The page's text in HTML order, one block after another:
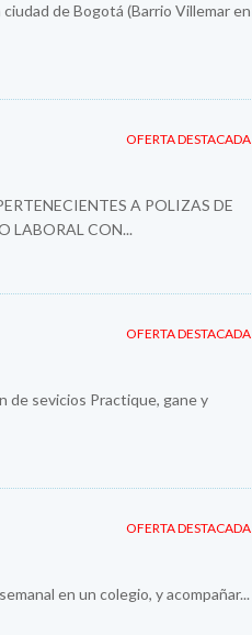
de Bogotá (Barrio Villemar en
OFERTA DESTACADA
A POLIZAS DE
LABORAL CON...
OFERTA DESTACADA
de sevicios Practique, gane y
OFERTA DESTACADA
en un colegio, y acompañar...